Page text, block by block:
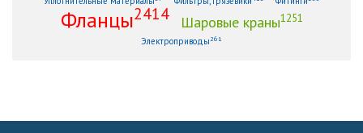
Фланцы2414 Шаровые краны1251
Электроприводы 261